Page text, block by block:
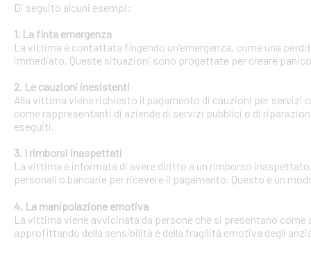
Di seguito alcuni esempi:
1. La finta emergenza
La vittima è contattata fingendo un'emergenza, come una
immediato. Queste situazioni sono progettate per creare
2. Le cauzioni inesistenti
Alla vittima viene richiesto il pagamento di cauzioni per
come rappresentanti di aziende di servizi pubblici o di
eseguiti.
3. I rimborsi inaspettati
La vittima è informata di avere diritto a un rimborso
personali o bancarie per ricevere il pagamento. Questo è un
4. La manipolazione emotiva
La vittima viene avvicinata da persone che si presentano
approfittando della sensibilità e della fragilità emotiva degli